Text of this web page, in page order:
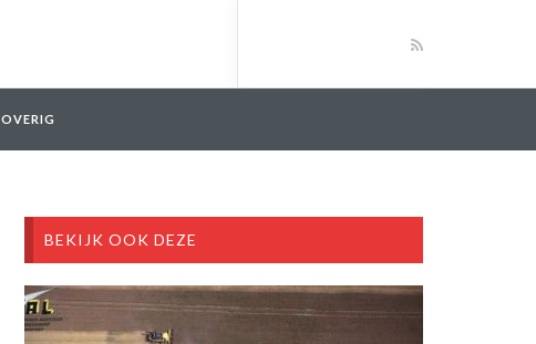
OVERIG
BEKIJK OOK DEZE